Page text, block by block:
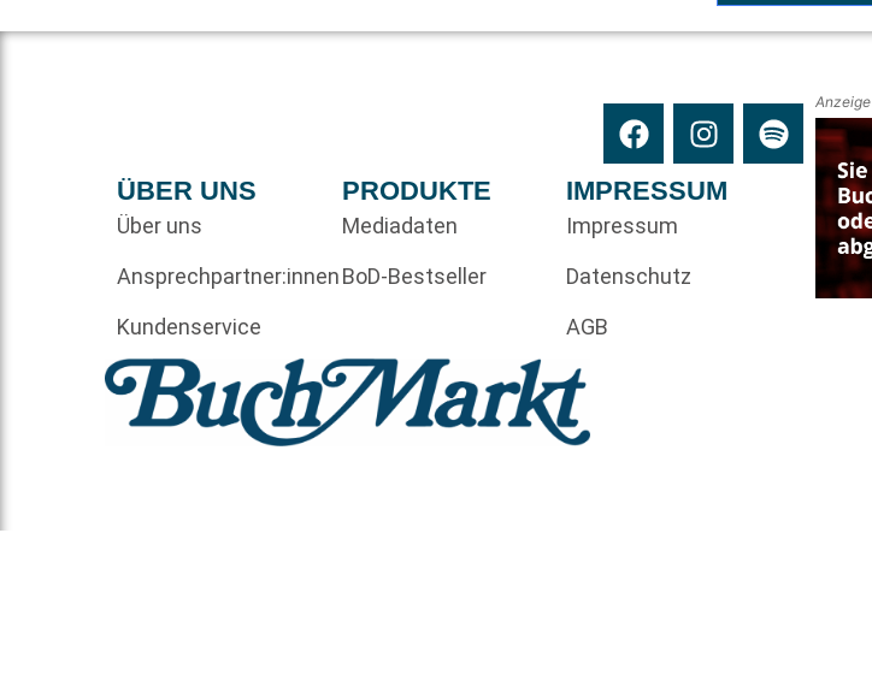
ÜBER UNS
Über uns
Ansprechpartner:innen
Kundenservice
PRODUKTE
Mediadaten
BoD-Bestseller
IMPRESSUM
Impressum
Datenschutz
AGB
Anzeige